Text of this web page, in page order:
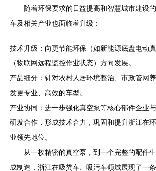
随着环保要求的日益提高和智慧城市建设
车及相关产业也面临着升级：
技术升级：向更节能环保（如新能源底盘电动
（物联网远程监控作业状态）方向发展。
产品细分：针对农村人居环境整治、市政管网
发更专业、高效的车型。
产业协同：进一步强化真空泵等核心部件企业
研发合作，形成技术合力，巩固和提升浙江在
业领先地位。
从一枚精密的真空泵，到一个完整的配件
成制造，浙江在吸粪车、吸污车领域展现了一